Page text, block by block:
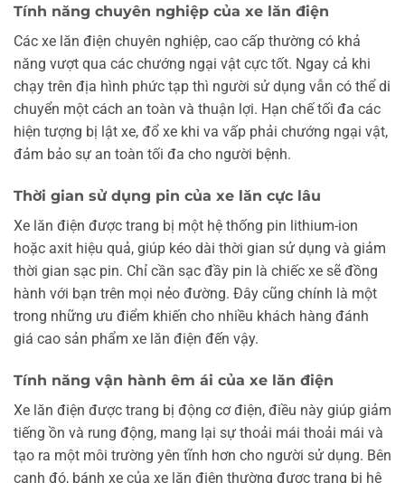
Tính năng chuyên nghiệp của xe lăn điện
Các xe lăn điện chuyên nghiệp, cao cấp thường có khả
năng vượt qua các chướng ngại vật cực tốt. Ngay cả khi
chạy trên địa hình phức tạp thì người sử dụng vẫn có thể di
chuyển một cách an toàn và thuận lợi. Hạn chế tối đa các
hiện tượng bị lật xe, đổ xe khi va vấp phải chướng ngại vật,
đảm bảo sự an toàn tối đa cho người bệnh.
Thời gian sử dụng pin của xe lăn cực lâu
Xe lăn điện được trang bị một hệ thống pin lithium-ion
hoặc axit hiệu quả, giúp kéo dài thời gian sử dụng và giảm
thời gian sạc pin. Chỉ cần sạc đầy pin là chiếc xe sẽ đồng
hành với bạn trên mọi nẻo đường. Đây cũng chính là một
trong những ưu điểm khiến cho nhiều khách hàng đánh
giá cao sản phẩm xe lăn điện đến vậy.
Tính năng vận hành êm ái của xe lăn điện
Xe lăn điện được trang bị động cơ điện, điều này giúp giảm
tiếng ồn và rung động, mang lại sự thoải mái thoải mái và
tạo ra một môi trường yên tĩnh hơn cho người sử dụng. Bên
cạnh đó, bánh xe của xe lăn điện thường được trang bị hệ